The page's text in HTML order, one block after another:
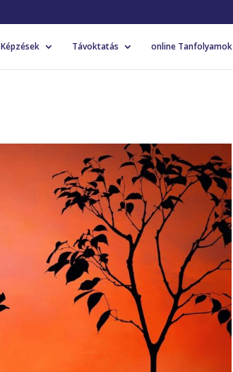
Képzések Távoktatás online Tanfolyamok